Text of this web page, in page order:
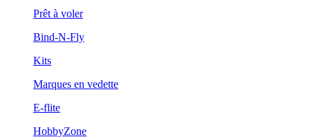
Prêt à voler
Bind-N-Fly
Kits
Marques en vedette
E-flite
HobbyZone